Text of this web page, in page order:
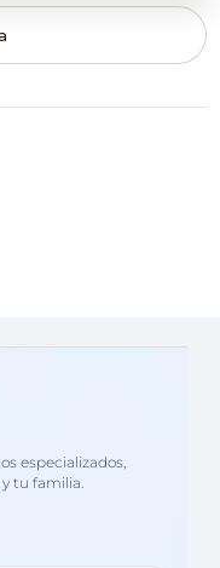
especializados,
tu familia.